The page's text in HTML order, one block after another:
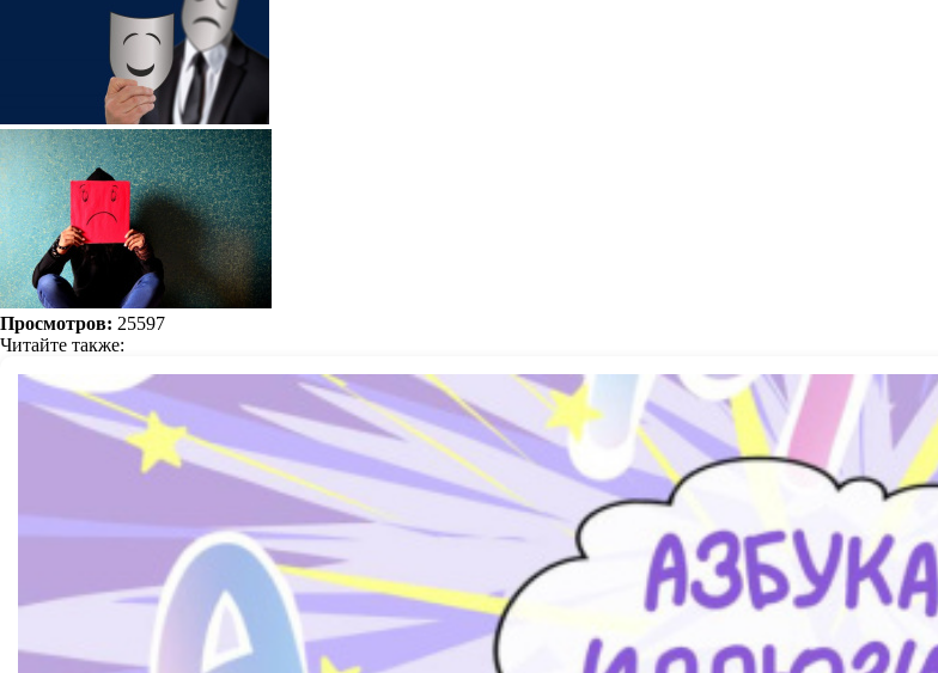
Просмотров: 25597
Читайте также: